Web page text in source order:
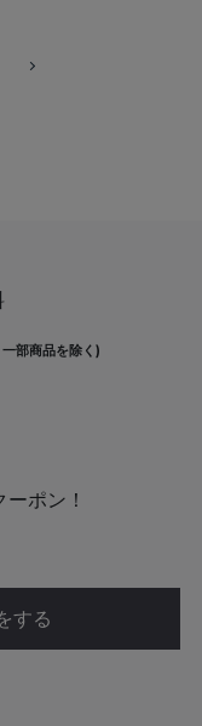
部商品を除く)
ポン！
する